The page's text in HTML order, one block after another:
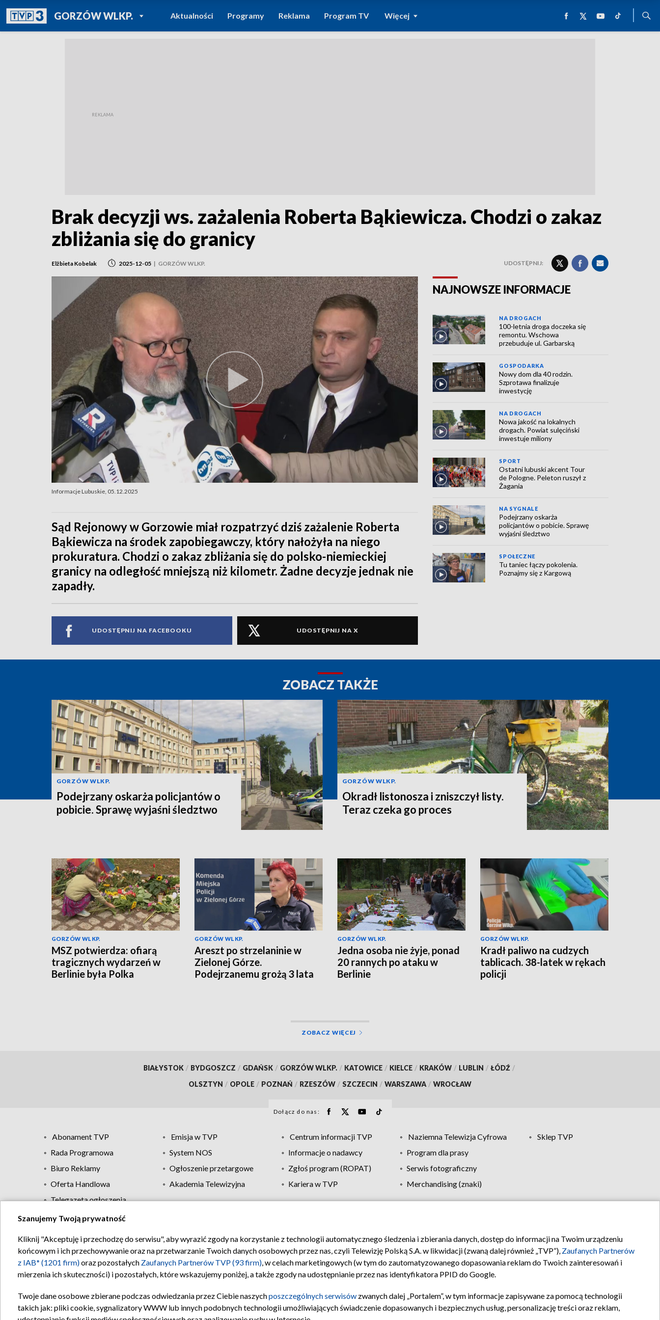
GORZÓW WLKP.POWRÓT DO
TVP REGIONY
Aktualności Programy Reklama Program TV Więcej
Brak decyzji ws. zażalenia Roberta Bąkiewicza. Chodzi o zakaz
zbliżania się do granicy
Elżbieta Kobelak 2025-12-05 | GORZÓW WLKP. UDOSTĘPNIJ:
Informacje Lubuskie, 05.12.2025
Sąd Rejonowy w Gorzowie miał rozpatrzyć dziś zażalenie Roberta
Bąkiewicza na środek zapobiegawczy, który nałożyła na niego
prokuratura. Chodzi o zakaz zbliżania się do polsko-niemieckiej
granicy na odległość mniejszą niż kilometr. Żadne decyzje jednak nie
zapadły.
UDOSTĘPNIJ NA FACEBOOKU UDOSTĘPNIJ NA X
NAJNOWSZE INFORMACJE
NA DROGACH
100-letnia droga doczeka się
remontu. Wschowa
przebuduje ul. Garbarską
GOSPODARKA
Nowy dom dla 40 rodzin.
Szprotawa finalizuje
inwestycję
NA DROGACH
Nowa jakość na lokalnych
drogach. Powiat sulęciński
inwestuje miliony
SPORT
Ostatni lubuski akcent Tour
de Pologne. Peleton ruszył z
Żagania
NA SYGNALE
Podejrzany oskarża
policjantów o pobicie. Sprawę
wyjaśni śledztwo
SPOŁECZNE
Tu taniec łączy pokolenia.
Poznajmy się z Kargową
ZOBACZ TAKŻE
GORZÓW WLKP.
Podejrzany oskarża policjantów o
pobicie. Sprawę wyjaśni śledztwo
GORZÓW WLKP.
Okradł listonosza i zniszczył listy.
Teraz czeka go proces
GORZÓW WLKP.
MSZ potwierdza: ofiarą
tragicznych wydarzeń w
Berlinie była Polka
GORZÓW WLKP.
Areszt po strzelaninie w
Zielonej Górze.
Podejrzanemu grożą 3 lata
GORZÓW WLKP.
Jedna osoba nie żyje, ponad
20 rannych po ataku w
Berlinie
GORZÓW WLKP.
Kradł paliwo na cudzych
tablicach. 38-latek w rękach
policji
ZOBACZ WIĘCEJ
BIAŁYSTOK / BYDGOSZCZ / GDAŃSK / GORZÓW WLKP. / KATOWICE / KIELCE / KRAKÓW / LUBLIN / ŁÓDŹ /
OLSZTYN / OPOLE / POZNAŃ / RZESZÓW / SZCZECIN / WARSZAWA / WROCŁAW
Dołącz do nas:
Abonament TVP Emisja w TVP Centrum informacji TVP Naziemna Telewizja Cyfrowa
Sklep TVP
Rada Programowa
System NOS Informacje o nadawcy
Program dla prasy
Biuro Reklamy
Ogłoszenie przetargowe Zgłoś program (ROPAT)
Serwis fotograficzny
Oferta Handlowa
Akademia Telewizyjna Kariera w TVP
Merchandising (znaki)
Telegazeta ogłoszenia
Regulamin TVP Polityka prywatności Moje zgody Pomoc Biuro reklamy Kontakt
Szanujemy Twoją prywatność
Kliknij "Akceptuję i przechodzę do serwisu", aby wyrazić zgody na korzystanie z technologii automatycznego śledzenia i zbierania danych, dostęp do informacji na Twoim urządzeniu
końcowym i ich przechowywanie oraz na przetwarzanie Twoich danych osobowych przez nas, czyli Telewizję Polską S.A. w likwidacji (zwaną dalej również „TVP”), Zaufanych Partnerów
z IAB* (1201 firm)oraz pozostałych Zaufanych Partnerów TVP (93 firm), w celach marketingowych (w tym do zautomatyzowanego dopasowania reklam do Twoich zainteresowań i
mierzenia ich skuteczności) i pozostałych, które wskazujemy poniżej, a także zgody na udostępnianie przez nas identyfikatora PPID do Google.
Twoje dane osobowe zbierane podczas odwiedzania przez Ciebie naszychposzczególnych serwisów zwanych dalej „Portalem”, w tym informacje zapisywane za pomocą technologii
takich jak: pliki cookie, sygnalizatory WWW lub innych podobnych technologii umożliwiających świadczenie dopasowanych i bezpiecznych usług, personalizację treści oraz reklam,